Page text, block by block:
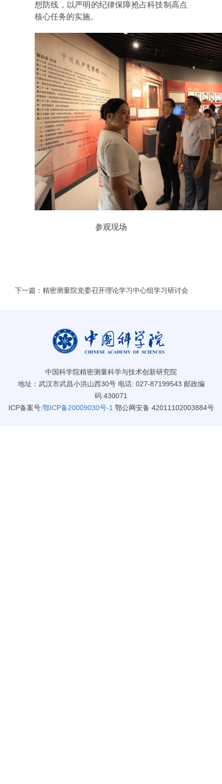
想防线，以严明的纪律保障抢占科技制高点
核心任务的实施。
参观现场
下一篇：精密测量院党委召开理论学习中心组学习研讨会
中国科学院精密测量科学与技术创新研究院
地址：武汉市武昌小洪山西30号 电话: 027-87199543 邮政编
码:430071
ICP备案号:鄂ICP备20009030号-1 鄂公网安备 42011102003884号